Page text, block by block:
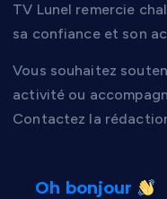
TV Lunel remercie
sa confiance et son
Vous souhaitez
activité ou
Contactez la
Oh bonjour